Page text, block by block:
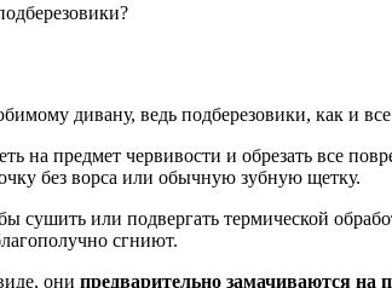
дивану, ведь подберезовики, как и
на предмет червивости и обрезать все
без ворса или обычную зубную щетку.
сушить или подвергать термической
сгниют.
они предварительно замачиваются на